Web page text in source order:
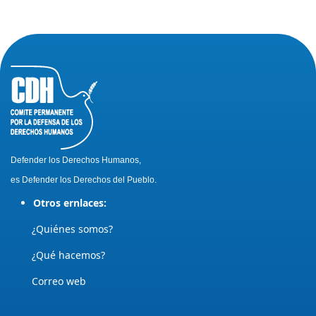
Defender los Derechos Humanos,
es Defender los Derechos del Pueblo.
Otros ernlaces:
¿Quiénes somos?
¿Qué hacemos?
Correo web